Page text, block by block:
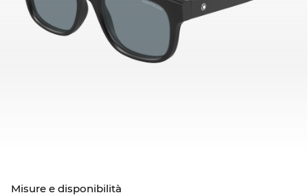
Misure e disponibilità